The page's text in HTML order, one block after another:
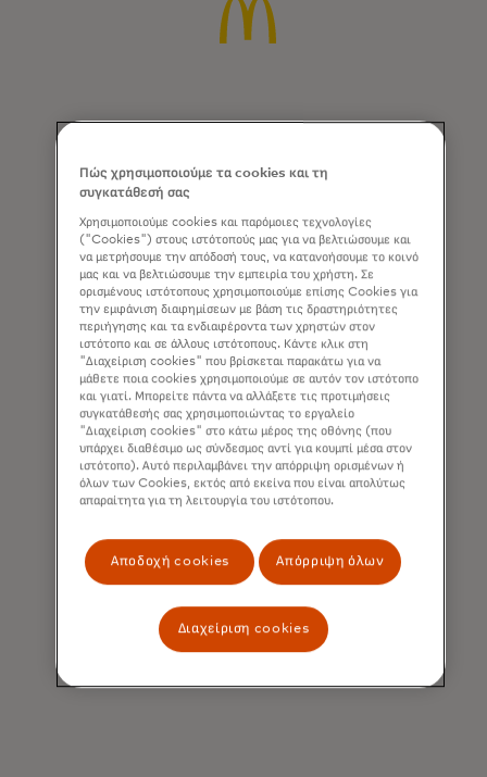
Πώς χρησιμοποιούμε τα cookies και τη
συγκατάθεσή σας
Χρησιμοποιούμε cookies και παρόμοιες τεχνολογίες
("Cookies") στους ιστότοπούς μας για να βελτιώσουμε και
να μετρήσουμε την απόδοσή τους, να κατανοήσουμε το κοινό
μας και να βελτιώσουμε την εμπειρία του χρήστη. Σε
ορισμένους ιστότοπους χρησιμοποιούμε επίσης Cookies για
την εμφάνιση διαφημίσεων με βάση τις δραστηριότητες
περιήγησης και τα ενδιαφέροντα των χρηστών στον
ιστότοπο και σε άλλους ιστότοπους. Κάντε κλικ στη
"Διαχείριση cookies" που βρίσκεται παρακάτω για να
μάθετε ποια cookies χρησιμοποιούμε σε αυτόν τον ιστότοπο
και γιατί. Μπορείτε πάντα να αλλάξετε τις προτιμήσεις
συγκατάθεσής σας χρησιμοποιώντας το εργαλείο
"Διαχείριση cookies" στο κάτω μέρος της οθόνης (που
υπάρχει διαθέσιμο ως σύνδεσμος αντί για κουμπί μέσα στον
ιστότοπο). Αυτό περιλαμβάνει την απόρριψη ορισμένων ή
όλων των Cookies, εκτός από εκείνα που είναι απολύτως
απαραίτητα για τη λειτουργία του ιστότοπου.
Αποδοχή cookies Απόρριψη όλων
Διαχείριση cookies